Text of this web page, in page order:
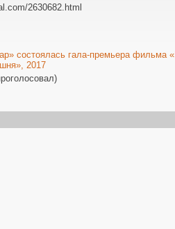
2630682.html
состоялась гала-премьера фильма
2017